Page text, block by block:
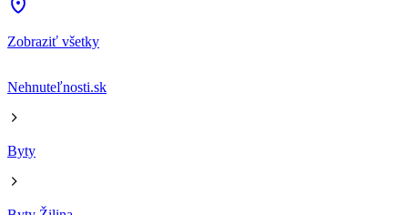
Zobraziť všetky
Nehnuteľnosti.sk
Byty